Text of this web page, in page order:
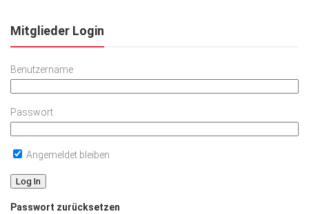
Mitglieder Login
Benutzername
Passwort
Angemeldet bleiben
Passwort zurücksetzen